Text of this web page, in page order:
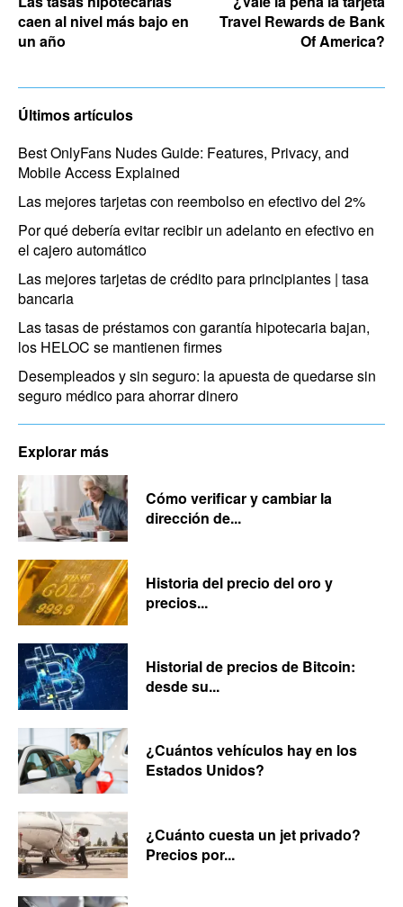
caen al nivel más bajo en
un año
Travel Rewards de Bank
Of America?
Últimos artículos
Best OnlyFans Nudes Guide: Features, Privacy, and
Mobile Access Explained
Las mejores tarjetas con reembolso en efectivo del 2%
Por qué debería evitar recibir un adelanto en efectivo en
el cajero automático
Las mejores tarjetas de crédito para principiantes | tasa
bancaria
Las tasas de préstamos con garantía hipotecaria bajan,
los HELOC se mantienen firmes
Desempleados y sin seguro: la apuesta de quedarse sin
seguro médico para ahorrar dinero
Explorar más
Cómo verificar y cambiar la
dirección de...
Historia del precio del oro y
precios...
Historial de precios de Bitcoin:
desde su...
¿Cuántos vehículos hay en los
Estados Unidos?
¿Cuánto cuesta un jet privado?
Precios por...